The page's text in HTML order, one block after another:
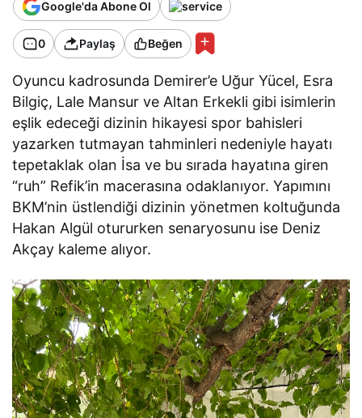
Google'da Abone Ol
0 Paylaş Beğen
Oyuncu kadrosunda Demirer’e Uğur Yücel, Esra
Bilgiç, Lale Mansur ve Altan Erkekli gibi isimlerin
eşlik edeceği dizinin hikayesi spor bahisleri
yazarken tutmayan tahminleri nedeniyle hayatı
tepetaklak olan İsa ve bu sırada hayatına giren
“ruh” Refik’in macerasına odaklanıyor. Yapımını
BKM’nin üstlendiği dizinin yönetmen koltuğunda
Hakan Algül otururken senaryosunu ise Deniz
Akçay kaleme alıyor.